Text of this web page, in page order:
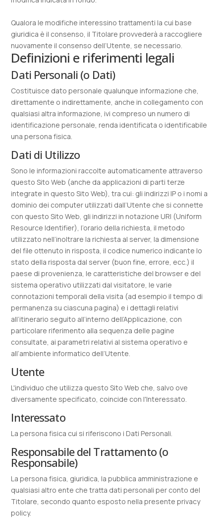
Qualora le modifiche interessino trattamenti la cui base
giuridica è il consenso, il Titolare provvederà a raccogliere
nuovamente il consenso dell’Utente, se necessario.
Definizioni e riferimenti legali
Dati Personali (o Dati)
Costituisce dato personale qualunque informazione che,
direttamente o indirettamente, anche in collegamento con
qualsiasi altra informazione, ivi compreso un numero di
identificazione personale, renda identificata o identificabile
una persona fisica.
Dati di Utilizzo
Sono le informazioni raccolte automaticamente attraverso
questo Sito Web (anche da applicazioni di parti terze
integrate in questo Sito Web), tra cui: gli indirizzi IP o i nomi a
dominio dei computer utilizzati dall’Utente che si connette
con questo Sito Web, gli indirizzi in notazione URI (Uniform
Resource Identifier), l’orario della richiesta, il metodo
utilizzato nell’inoltrare la richiesta al server, la dimensione
del file ottenuto in risposta, il codice numerico indicante lo
stato della risposta dal server (buon fine, errore, ecc.) il
paese di provenienza, le caratteristiche del browser e del
sistema operativo utilizzati dal visitatore, le varie
connotazioni temporali della visita (ad esempio il tempo di
permanenza su ciascuna pagina) e i dettagli relativi
all’itinerario seguito all’interno dell’Applicazione, con
particolare riferimento alla sequenza delle pagine
consultate, ai parametri relativi al sistema operativo e
all’ambiente informatico dell’Utente.
Utente
L'individuo che utilizza questo Sito Web che, salvo ove
diversamente specificato, coincide con l'Interessato.
Interessato
La persona fisica cui si riferiscono i Dati Personali.
Responsabile del Trattamento (o
Responsabile)
La persona fisica, giuridica, la pubblica amministrazione e
qualsiasi altro ente che tratta dati personali per conto del
Titolare, secondo quanto esposto nella presente privacy
policy.